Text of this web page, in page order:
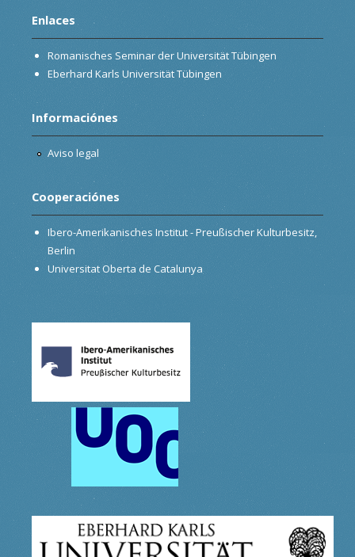
Enlaces
Romanisches Seminar der Universität Tübingen
Eberhard Karls Universität Tübingen
Informaciónes
Aviso legal
Cooperaciónes
Ibero-Amerikanisches Institut - Preußischer Kulturbesitz,
Berlin
Universitat Oberta de Catalunya